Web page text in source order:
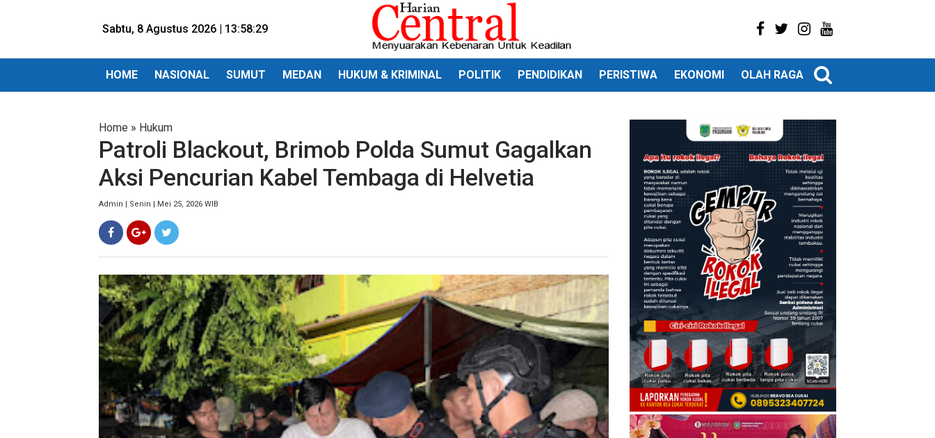
Sabtu, 8 Agustus 2026 | 13:58:30
HOME NASIONAL SUMUT MEDAN HUKUM & KRIMINAL POLITIK PENDIDIKAN PERISTIWA EKONOMI OLAH RAGA
Home » Hukum
Patroli Blackout, Brimob Polda Sumut Gagalkan
Aksi Pencurian Kabel Tembaga di Helvetia
Admin | Senin | Mei 25, 2026 WIB